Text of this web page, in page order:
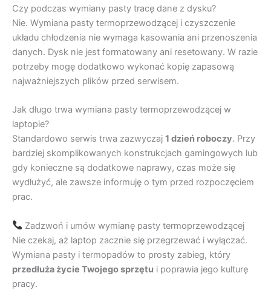
Czy podczas wymiany pasty tracę dane z dysku?
Nie. Wymiana pasty termoprzewodzącej i czyszczenie
układu chłodzenia nie wymaga kasowania ani przenoszenia
danych. Dysk nie jest formatowany ani resetowany. W razie
potrzeby mogę dodatkowo wykonać kopię zapasową
najważniejszych plików przed serwisem.
Jak długo trwa wymiana pasty termoprzewodzącej w
laptopie?
Standardowo serwis trwa zazwyczaj 1 dzień roboczy. Przy
bardziej skomplikowanych konstrukcjach gamingowych lub
gdy konieczne są dodatkowe naprawy, czas może się
wydłużyć, ale zawsze informuję o tym przed rozpoczęciem
prac.
Zadzwoń i umów wymianę pasty termoprzewodzącej
Nie czekaj, aż laptop zacznie się przegrzewać i wyłączać.
Wymiana pasty i termopadów to prosty zabieg, który
przedłuża życie Twojego sprzętu i poprawia jego kulturę
pracy.